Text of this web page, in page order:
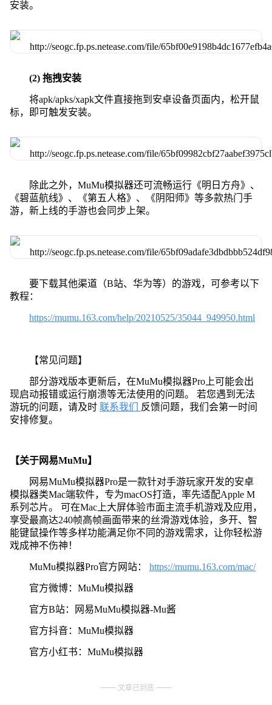
安装。
(2) 拖拽安装
将apk/apks/xapk文件直接拖到安卓设备页面内，松开鼠
标，即可触发安装。
除此之外，MuMu模拟器还可流畅运行《明日方舟》、
《碧蓝航线》、《第五人格》、《阴阳师》等多款热门手
游，新上线的手游也会同步上架。
要下载其他渠道（B站、华为等）的游戏，可参考以下
教程：
https://mumu.163.com/help/20210525/35044_949950.html
【常见问题】
部分游戏版本更新后，在MuMu模拟器Pro上可能会出
现启动报错或运行崩溃等无法使用的问题。 若您遇到无法
游玩的问题，请及时 联系我们
反馈问题，我们会第一时间
安排修复。
【关于网易MuMu】
网易MuMu模拟器Pro是一款针对手游玩家开发的安卓
模拟器类Mac端软件，专为macOS打造，率先适配Apple M
系列芯片。 可在Mac上大屏体验市面主流手机游戏及应用，
享受最高达240帧高帧画面带来的丝滑游戏体验，多开、智
能键鼠操作等多样功能满足你不同的游戏需求，让你轻松游
戏成神不伤神！
MuMu模拟器Pro官方网站： https://mumu.163.com/mac/
官方微博：MuMu模拟器
官方B站：网易MuMu模拟器-Mu酱
官方抖音：MuMu模拟器
官方小红书：MuMu模拟器
文章已到底